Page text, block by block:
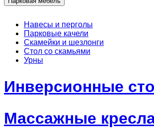
Навесы и перголы
Парковые качели
Скамейки и шезлонги
Стол со скамьями
Урны
Инверсионные
Массажные